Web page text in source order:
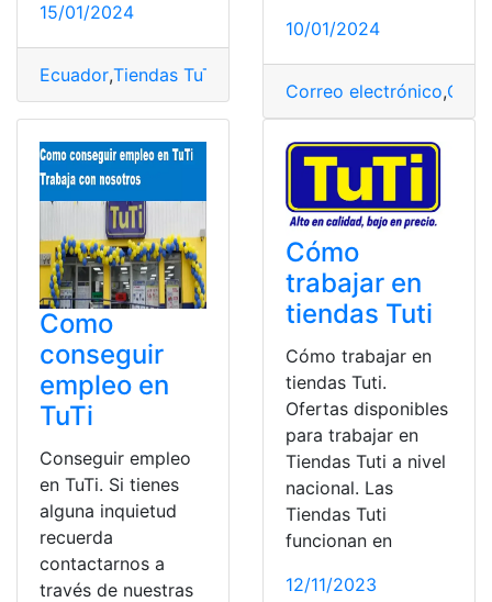
15/01/2024
Ecuador,Tiendas TuTi
10/01/2024
Correo electrónico,
Como
conseguir
empleo en
TuTi
Conseguir empleo
en TuTi. Si tienes
alguna inquietud
recuerda
contactarnos a
través de nuestras
Cómo
trabajar en
tiendas Tuti
Cómo trabajar en
tiendas Tuti.
Ofertas disponibles
para trabajar en
Tiendas Tuti a nivel
nacional. Las
Tiendas Tuti
funcionan en
12/11/2023